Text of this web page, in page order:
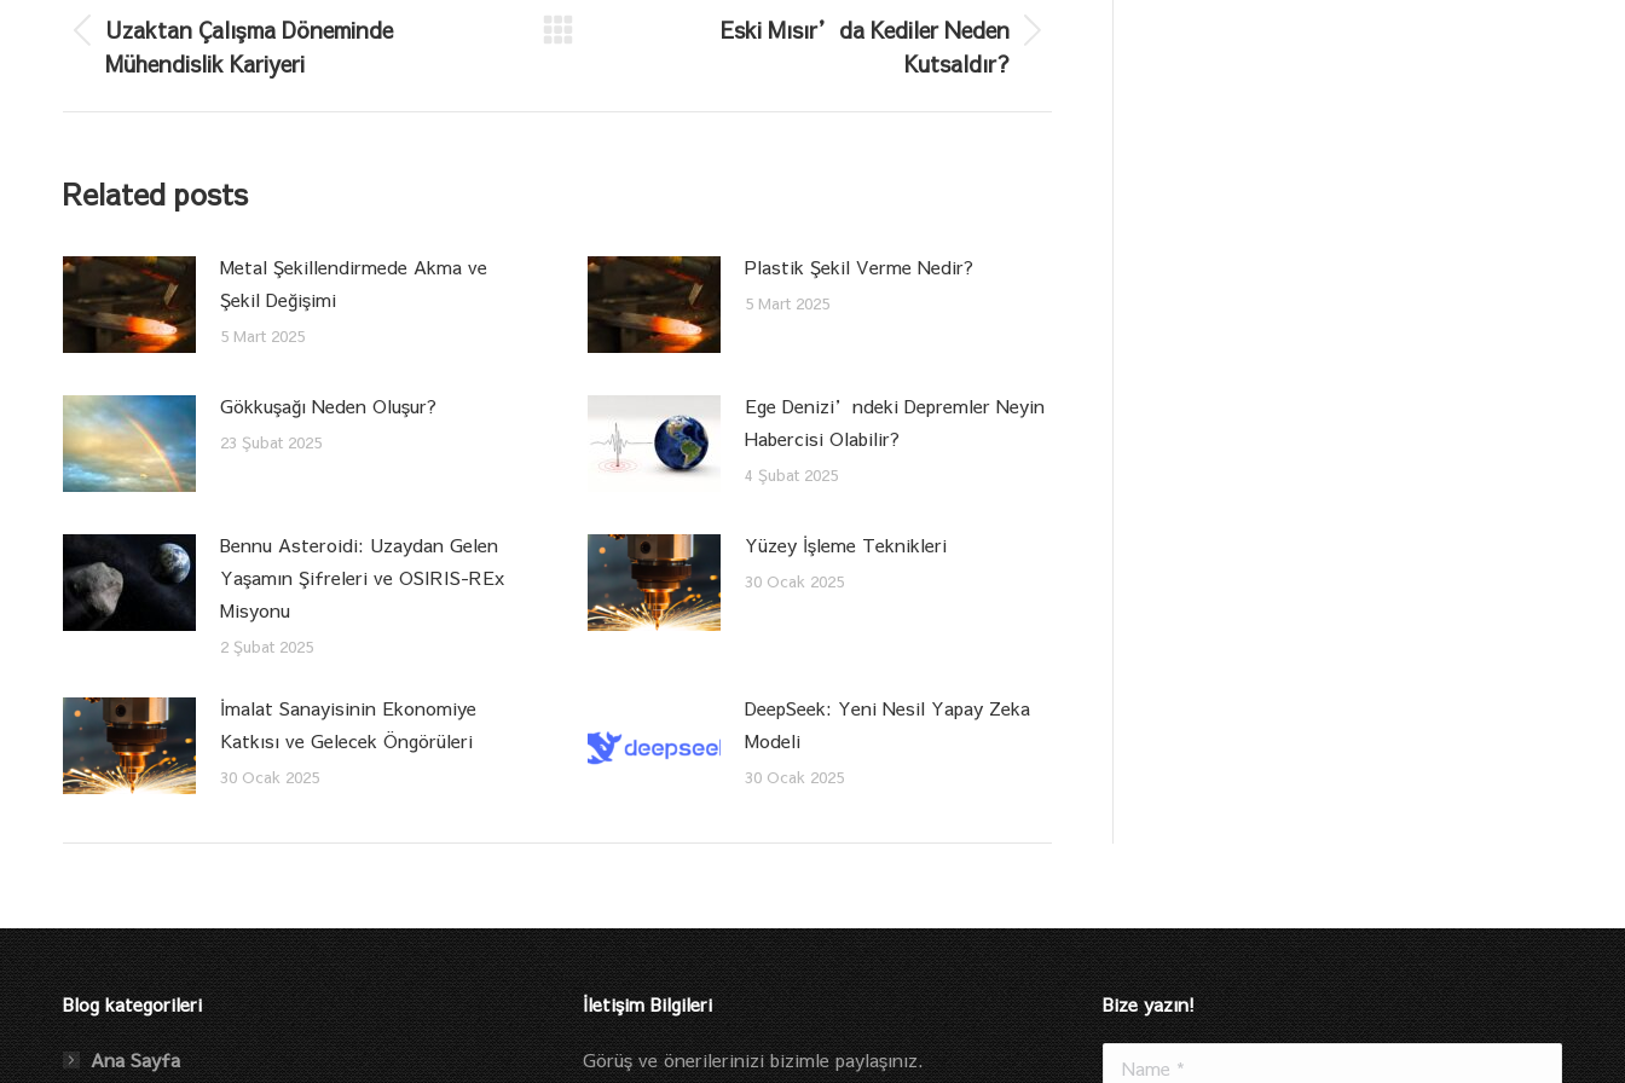
navigation
Previous
post:
Uzaktan Çalışma Döneminde
Mühendislik Kariyeri
Eski Mısır’da Kediler Neden
Kutsaldır?
Related posts
Metal Şekillendirmede Akma ve
Şekil Değişimi
5 Mart 2025
Plastik Şekil Verme Nedir?
5 Mart 2025
Gökkuşağı Neden Oluşur?
23 Şubat 2025
Ege Denizi’ndeki Depremler Neyin
Habercisi Olabilir?
4 Şubat 2025
Bennu Asteroidi: Uzaydan Gelen
Yaşamın Şifreleri ve OSIRIS-REx
Misyonu
2 Şubat 2025
Yüzey İşleme Teknikleri
30 Ocak 2025
İmalat Sanayisinin Ekonomiye
Katkısı ve Gelecek Öngörüleri
30 Ocak 2025
DeepSeek: Yeni Nesil Yapay Zeka
Modeli
30 Ocak 2025
Blog kategorileri
Ana Sayfa
İletişim Bilgileri
Görüş ve önerilerinizi bizimle paylaşınız.
Bize yazın!
Name *